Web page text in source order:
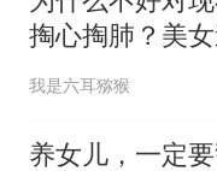
热
因
掏心掏肺？美
万家长的心声！
我是六耳猕猴
养女儿，一定